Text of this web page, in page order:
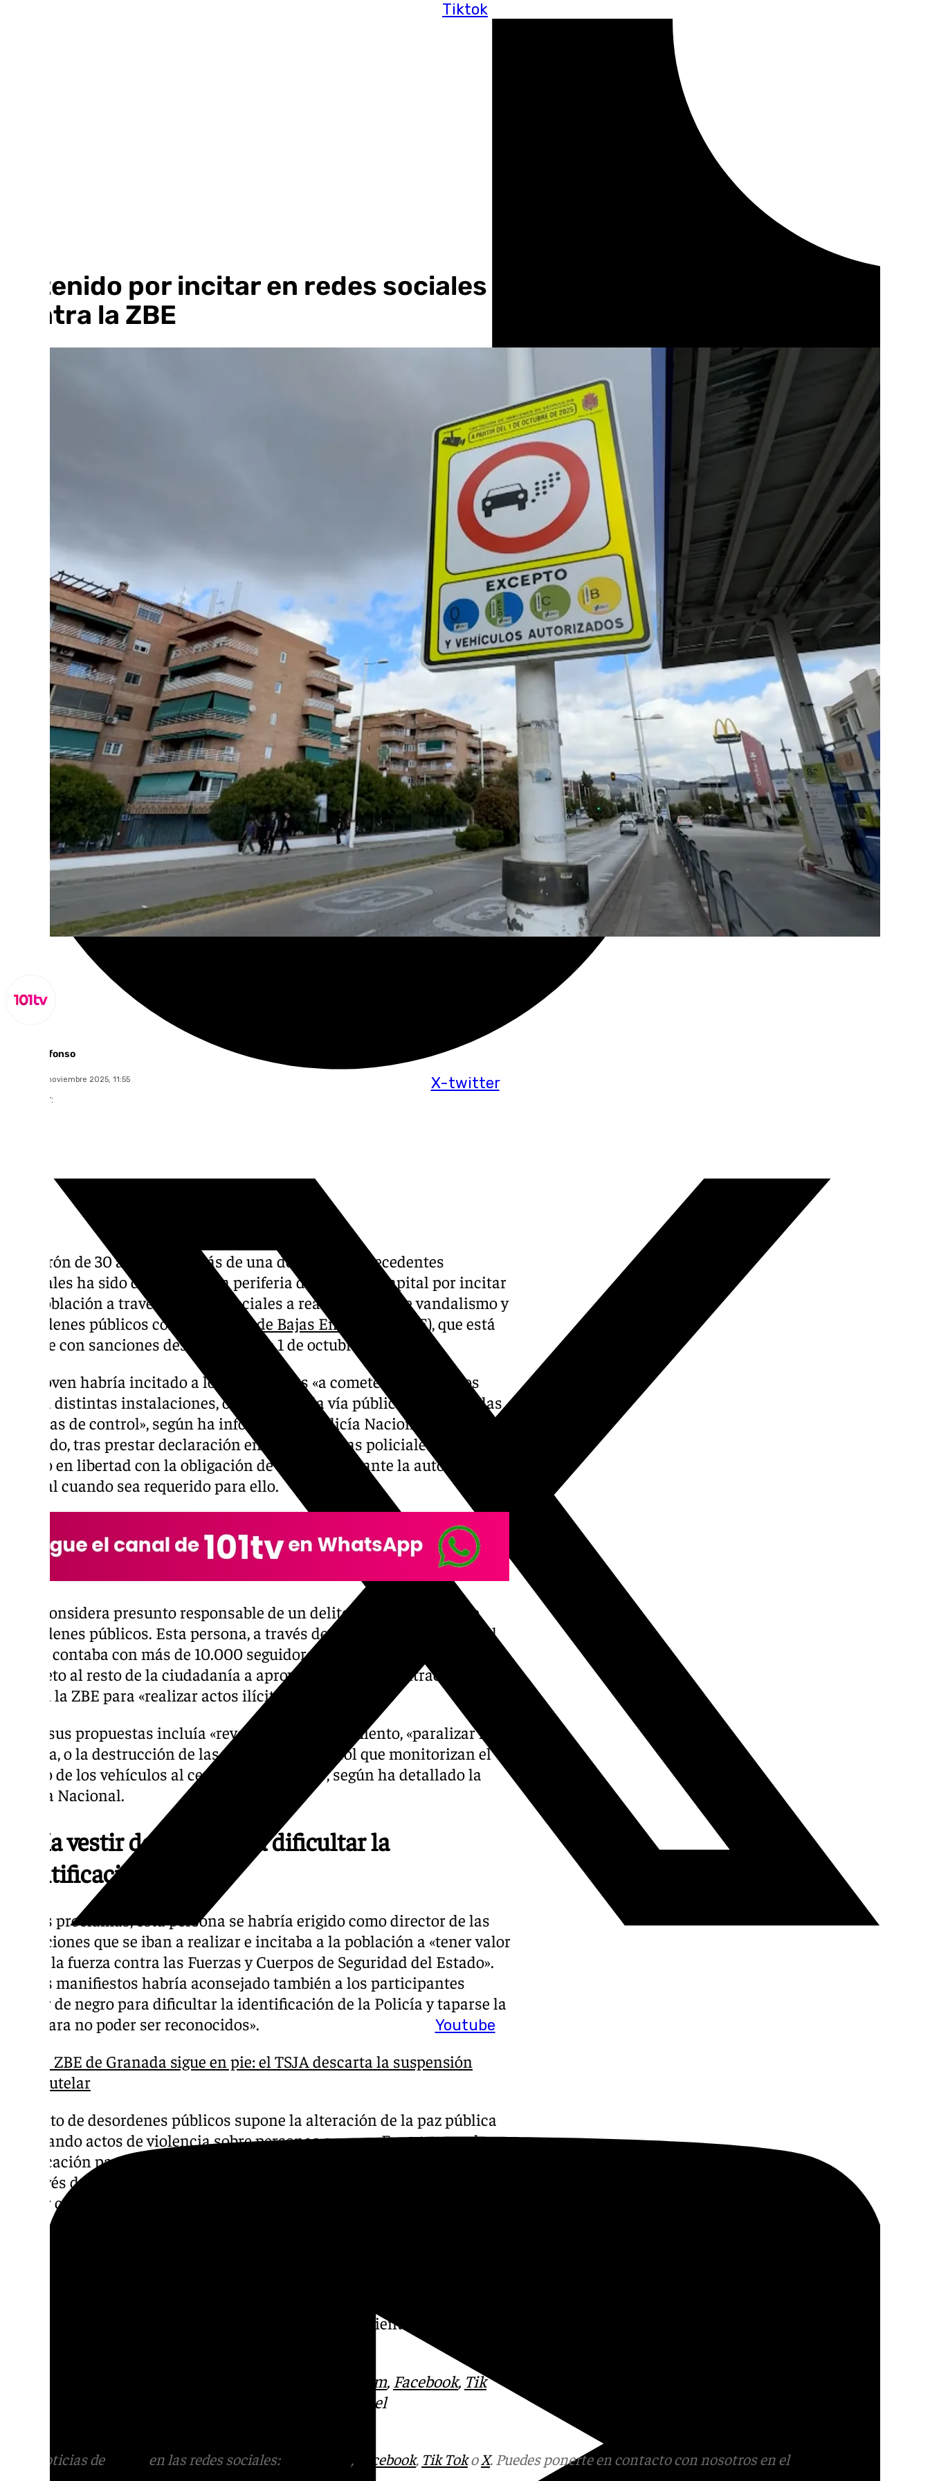
Tiktok
X-twitter
Youtube
Detenido por incitar en redes sociales a provocar desórdenes públicos
contra la ZBE
Miguel Alfonso
martes, 18 noviembre 2025, 11:55
Compartir:
Un varón de 30 años y con más de una docena de antecedentes
policiales ha sido detenido en la periferia de Granada capital por incitar
a la población a través de redes sociales a realizar actos de vandalismo y
desórdenes públicos contra
la Zona de Bajas Emisiones (ZBE),que está
vigente con sanciones desde el pasado 1 de octubre.
Este joven habría incitado a los ciudadanos «a cometer actos ilícitos
contra distintas instalaciones, obstaculizar la vía pública o reventar las
cámaras de control», según ha informado la Policía Nacional. El
detenido, tras prestar declaración en dependencias policiales, ha sido
puesto en libertad con la obligación de comparecer ante la autoridad
judicial cuando sea requerido para ello.
Se lo considera presunto responsable de un delito de provocación de
desordenes públicos. Esta persona, a través de una conocida red social
donde contaba con más de 10.000 seguidores, habría incitado en
concreto al resto de la ciudadanía a aprovechar las concentraciones
contra la ZBE para «realizar actos ilícitos».
Entre sus propuestas incluía «reventar» el Ayuntamiento, «paralizar la
autovía, o la destrucción de las cámaras de control que monitorizan el
acceso de los vehículos al centro de la ciudad», según ha detallado la
Policía Nacional.
Pedía vestir de negro para dificultar la
identificación
En sus proclamas, esta persona se habría erigido como director de las
operaciones que se iban a realizar e incitaba a la población a «tener valor
y usar la fuerza contra las Fuerzas y Cuerpos de Seguridad del Estado».
En sus manifiestos habría aconsejado también a los participantes
«vestir de negro para dificultar la identificación de la Policía y taparse la
cara para no poder ser reconocidos».
La ZBE de Granada sigue en pie: el TSJA descarta la suspensión
cautelar
El ilícito de desordenes públicos supone la alteración de la paz pública
ejecutando actos de violencia sobre personas o cosas. En este caso, la
provocación para llevar a cabo este tipo de acciones se habría producido
«a través de internet y la intención del posteriormente detenido era la de
contar con el mayor número de personas vestidas de negro y con el
rostro tapado para dificultar la acción policial».
concentración, se realizó la investigación correspondiente para poder
Instagram, Facebook, Tik
. Puedes ponerte en contacto con nosotros en el
Más noticias de en las redes sociales: , Facebook, Tik TokoX. Puedes ponerte en contacto con nosotros en el